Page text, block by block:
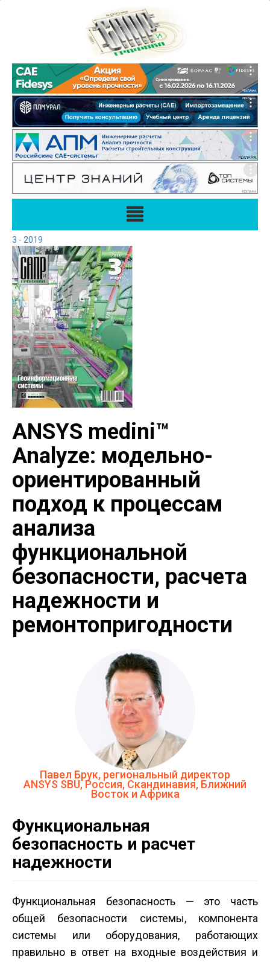
3 - 2019
ANSYS medini™
Analyze: модельно-
ориентированный
подход к процессам
анализа
функциональной
безопасности, расчета
надежности и
ремонтопригодности
Павел Брук, региональный директор
ANSYS SBU, Россия, Скандинавия, Ближний
Восток и Африка
Функциональная
безопасность и расчет
надежности
Функциональная безопасность — это часть
общей безопасности системы, компонента
системы или оборудования, работающих
правильно в ответ на входные воздействия и